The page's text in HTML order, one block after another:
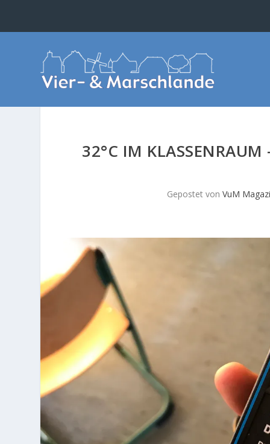
32°C IM
Gepostet von VuM